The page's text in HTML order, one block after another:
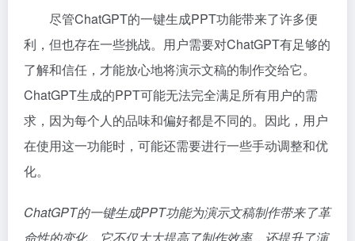
尽管ChatGPT的一键生成PPT功能带来了许多便
利，但也存在一些挑战。用户需要对ChatGPT有足够的
了解和信任，才能放心地将演示文稿的制作交给它。
ChatGPT生成的PPT可能无法完全满足所有用户的需
求，因为每个人的品味和偏好都是不同的。因此，用户
在使用这一功能时，可能还需要进行一些手动调整和优
化。
ChatGPT的一键生成PPT功能为演示文稿制作带来了革